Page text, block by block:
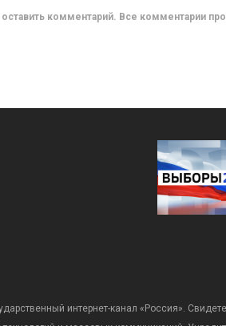
комментарий. Все комментарии
интернет-канал «Россия».